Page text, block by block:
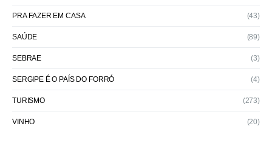
PRA FAZER EM CASA (43)
SAÚDE (89)
SEBRAE (3)
SERGIPE É O PAÍS DO FORRÓ (4)
TURISMO (273)
VINHO (20)